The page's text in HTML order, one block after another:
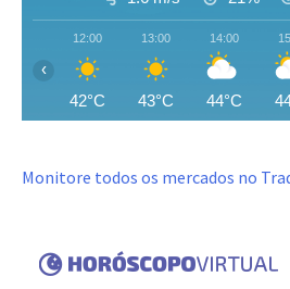
12:00
42°C
13:00
43°C
14:00
44°C
‹
Monitore todos os mercados no